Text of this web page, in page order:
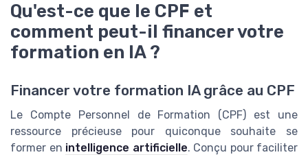
Qu'est-ce que le CPF et
comment peut-il financer votre
formation en IA ?
Financer votre formation IA grâce au CPF
Le Compte Personnel de Formation (CPF) est une
ressource précieuse pour quiconque souhaite se
former en intelligence artificielle. Conçu pour faciliter